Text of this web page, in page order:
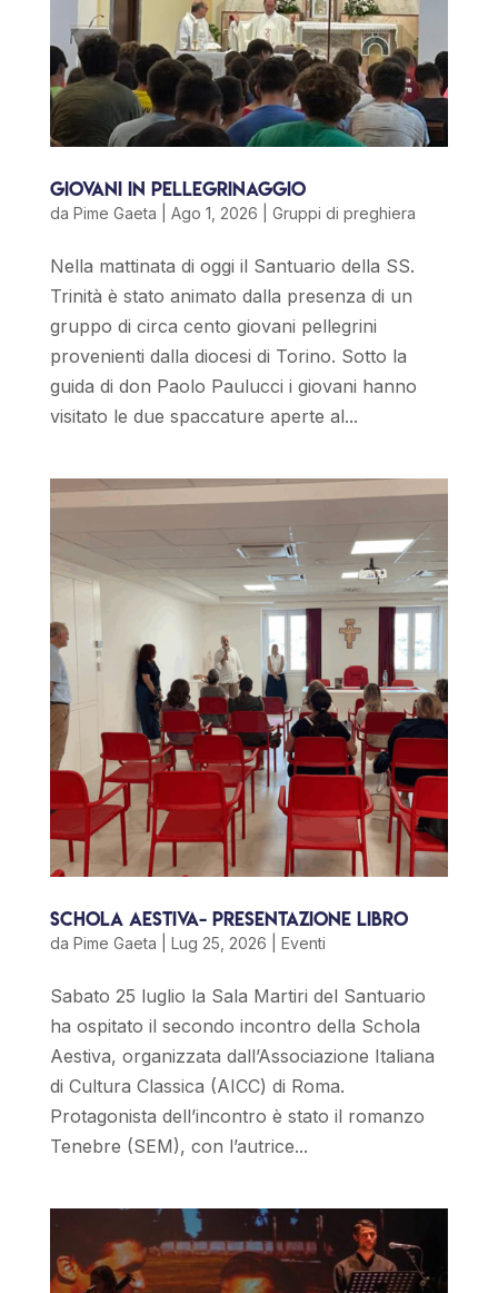
Giovani in Pellegrinaggio
da Pime Gaeta Ago 1, 2026 Gruppi di preghiera
Nella mattinata di oggi il Santuario della SS.
Trinità è stato animato dalla presenza di un
gruppo di circa cento giovani pellegrini
provenienti dalla diocesi di Torino. Sotto la
guida di don Paolo Paulucci i giovani hanno
visitato le due spaccature aperte al...
Schola Aestiva- Presentazione Libro
da Pime Gaeta Lug 25, 2026 Eventi
Sabato 25 luglio la Sala Martiri del Santuario
ha ospitato il secondo incontro della Schola
Aestiva, organizzata dall’Associazione Italiana
di Cultura Classica (AICC) di Roma.
Protagonista dell’incontro è stato il romanzo
Tenebre (SEM), con l’autrice...